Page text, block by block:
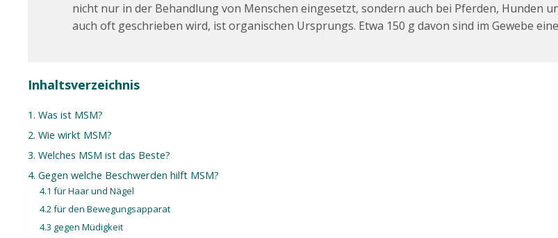
nicht nur in der Behandlung von Menschen eingesetzt, sondern auch bei Pferden, Hunden
auch oft geschrieben wird, ist organischen Ursprungs. Etwa 150 g davon sind im Gewebe
Inhaltsverzeichnis
1. Was ist MSM?
2. Wie wirkt MSM?
3. Welches MSM ist das Beste?
4. Gegen welche Beschwerden hilft MSM?
4.1 für Haar und Nägel
4.2 für den Bewegungsapparat
4.3 gegen Müdigkeit